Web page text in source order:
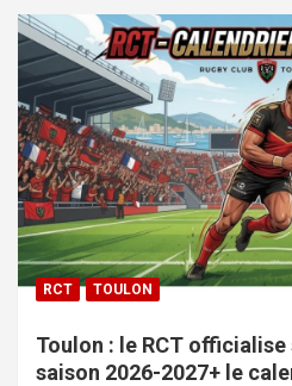
RCT TOULON
Toulon : le RCT
saison 2026-2027+ le